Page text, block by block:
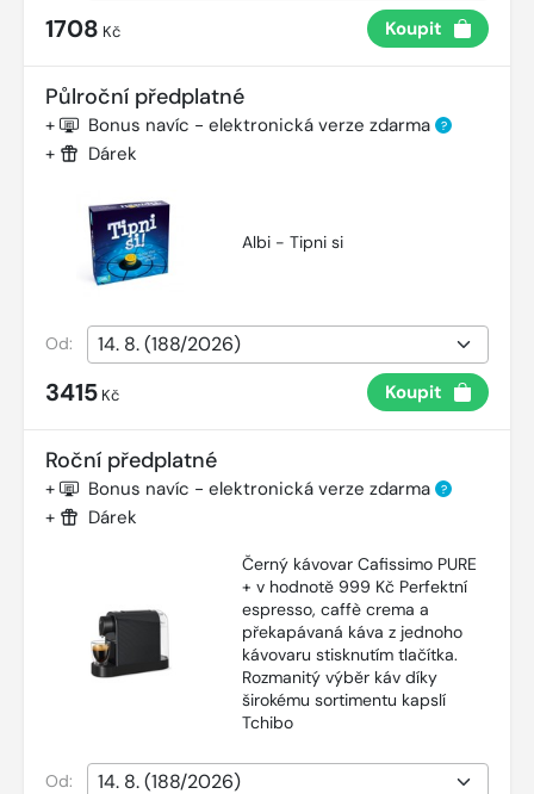
1708 Kč Koupit
Půlroční předplatné
+ Bonus navíc - elektronická verze zdarma ?
+ Dárek
Albi - Tipni si
Od:
3415 Kč Koupit
Roční předplatné
+ Bonus navíc - elektronická verze zdarma ?
+ Dárek
Černý kávovar Cafissimo PURE
+ v hodnotě 999 Kč Perfektní
espresso, caffè crema a
překapávaná káva z jednoho
kávovaru stisknutím tlačítka.
Rozmanitý výběr káv díky
širokému sortimentu kapslí
Tchibo
Od: